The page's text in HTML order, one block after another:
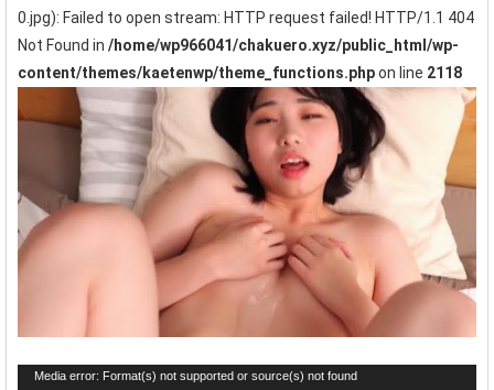
0.jpg): Failed to open stream: HTTP request failed! HTTP/1.1 404
Not Found in /home/wp966041/chakuero.xyz/public_html/wp-
content/themes/kaetenwp/theme_functions.phpon line 2118
Media error: Format(s) not supported or source(s) not found